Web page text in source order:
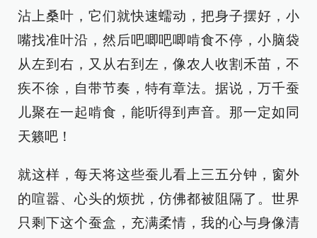
沾上桑叶，它们就快速蠕动，把身子摆好，小
嘴找准叶沿，然后吧唧吧唧啃食不停，小脑袋
从左到右，又从右到左，像农人收割禾苗，不
疾不徐，自带节奏，特有章法。据说，万千蚕
儿聚在一起啃食，能听得到声音。那一定如同
天籁吧！
就这样，每天将这些蚕儿看上三五分钟，窗外
的喧嚣、心头的烦扰，仿佛都被阻隔了。世界
只剩下这个蚕盒，充满柔情，我的心与身像清